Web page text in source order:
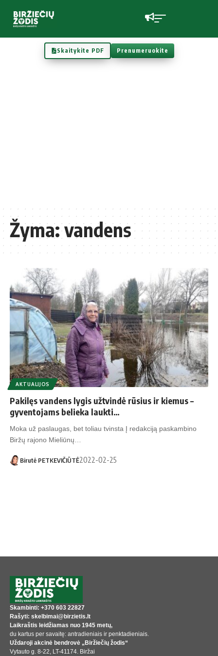
Skaitykite PDF Prenumeruokite
Žyma:vandens
AKTUALIJOS
Pakilęs vandens lygis užtvindė rūsius ir kiemus –
gyventojams belieka laukti…
Moka už paslaugas, bet toliau tvinsta Į redakciją paskambino
Biržų rajono Mieliūnų…
Birutė PETKEVIČIŪTĖ2022-02-25
Skambinti: +370 603 22827
Rašyti: skelbimai@birzietis.lt
Laikraštis leidžiamas nuo 1945 metų,
du kartus per savaitę: antradieniais ir penktadieniais.
Uždaroji akcinė bendrovė „Biržiečių žodis“
Vytauto g. 8-22, LT-41174. Biržai